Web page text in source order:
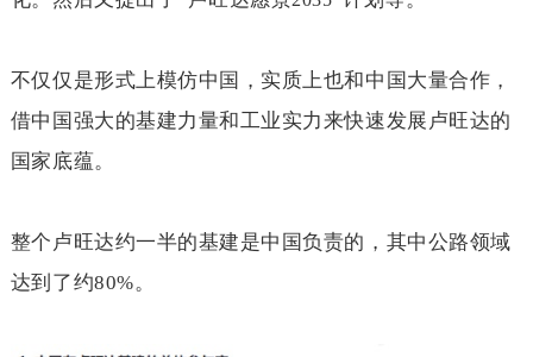
不仅仅是形式上模仿中国，实质上也和中国大量合作，
借中国强大的基建力量和工业实力来快速发展卢旺达的
国家底蕴。
整个卢旺达约一半的基建是中国负责的，其中公路领域
达到了约80%。